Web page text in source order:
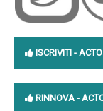
ISCRIVITI -
RINNOVA -